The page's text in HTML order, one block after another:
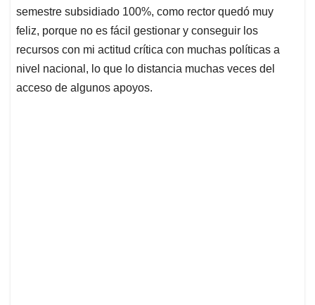
semestre subsidiado 100%, como rector quedó muy
feliz, porque no es fácil gestionar y conseguir los
recursos con mi actitud crítica con muchas políticas a
nivel nacional, lo que lo distancia muchas veces del
acceso de algunos apoyos.